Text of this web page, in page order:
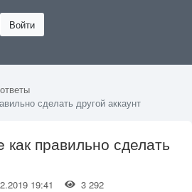
Войти
сделать другой аккаунт
как правильно сделать
19:41 3 292